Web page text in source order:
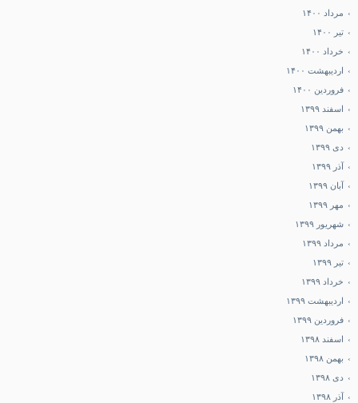
مرداد ۱۴۰۰
تیر ۱۴۰۰
خرداد ۱۴۰۰
اردیبهشت ۱۴۰۰
فروردین ۱۴۰۰
اسفند ۱۳۹۹
بهمن ۱۳۹۹
دی ۱۳۹۹
آذر ۱۳۹۹
آبان ۱۳۹۹
مهر ۱۳۹۹
شهریور ۱۳۹۹
مرداد ۱۳۹۹
تیر ۱۳۹۹
خرداد ۱۳۹۹
اردیبهشت ۱۳۹۹
فروردین ۱۳۹۹
اسفند ۱۳۹۸
بهمن ۱۳۹۸
دی ۱۳۹۸
آذر ۱۳۹۸